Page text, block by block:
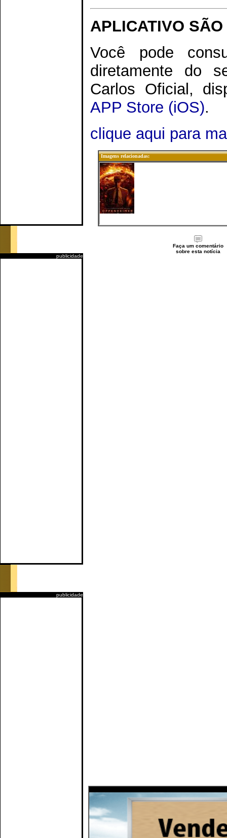
publicidade
publicidade
APLICATIVO
Você pode
diretamente do
Carlos Oficial,
APP Store (iOS).
clique aqui para
Imagens relacionadas:
Faça um comentário
sobre esta notícia